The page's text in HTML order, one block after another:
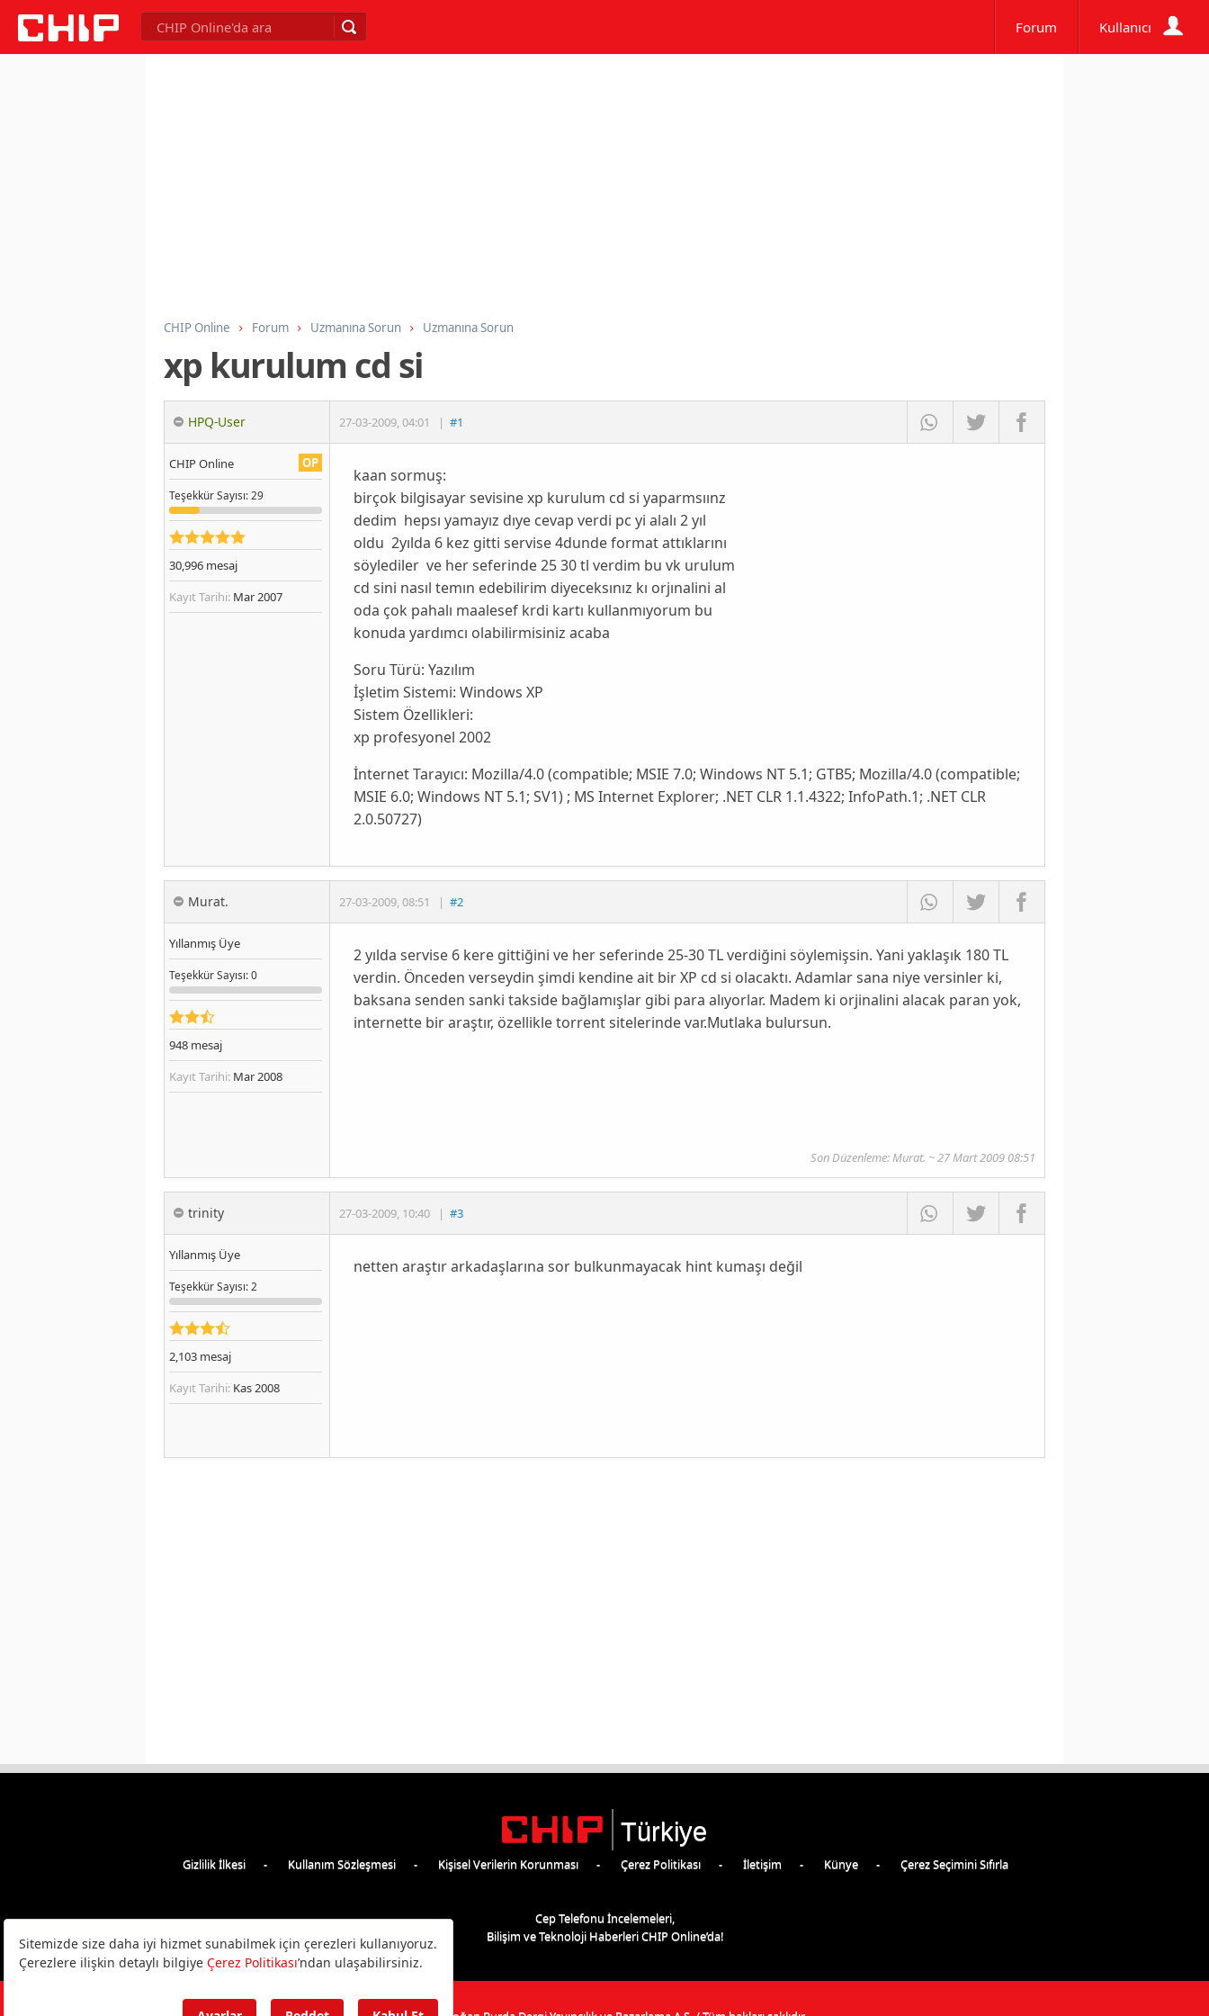
Forum Kullanıcı
CHIP Online Forum Uzmanına Sorun Uzmanına Sorun
xp kurulum cd si
HPQ-User 27-03-2009,04:01 | #1
OP
CHIP Online
TeşekkürSayısı: 29
30,996 mesaj
Kayıt Tarihi: Mar 2007
kaan sormuş:
birçok bilgisayar sevisine xp kurulum cd si yaparmsıınz
dedim hepsı yamayız dıye cevap verdi pc yi alalı 2 yıl
oldu 2yılda 6 kez gitti servise 4dunde format attıklarını
söylediler ve her seferinde 25 30 tl verdim bu vk urulum
cd sini nasıl temın edebilirim diyeceksınız kı orjınalini al
oda çok pahalı maalesef krdi kartı kullanmıyorum bu
konuda yardımcı olabilirmisiniz acaba
Soru Türü: Yazılım
İşletim Sistemi: Windows XP
Sistem Özellikleri:
xp profesyonel 2002
İnternet Tarayıcı: Mozilla/4.0 (compatible; MSIE 7.0; Windows NT 5.1; GTB5; Mozilla/4.0 (compatible;
MSIE 6.0; Windows NT 5.1; SV1) ; MS Internet Explorer; .NET CLR 1.1.4322; InfoPath.1; .NET CLR
2.0.50727)
Murat. 27-03-2009,08:51 | #2
Yıllanmış Üye
TeşekkürSayısı: 0
948 mesaj
Kayıt Tarihi: Mar 2008
2 yılda servise 6 kere gittiğini ve her seferinde 25-30 TL verdiğini söylemişsin. Yani yaklaşık 180 TL
verdin. Önceden verseydin şimdi kendine ait bir XP cd si olacaktı. Adamlar sana niye versinler ki,
baksana senden sanki takside bağlamışlar gibi para alıyorlar. Madem ki orjinalini alacak paran yok,
internette bir araştır, özellikle torrent sitelerinde var.Mutlaka bulursun.
Son Düzenleme: Murat. ~ 27 Mart 2009 08:51
trinity 27-03-2009, 10:40 | #3
Yıllanmış Üye
TeşekkürSayısı: 2
2,103 mesaj
Kayıt Tarihi: Kas 2008
netten araştır arkadaşlarına sor bulkunmayacak hint kumaşı değil
Türkiye
Gizlilik İlkesi Kullanım Sözleşmesi Kişisel Verilerin Korunması Çerez Politikası İletişim Künye Çerez Seçimini Sıfırla
Cep Telefonu İncelemeleri,
Bilişim ve Teknoloji Haberleri CHIP Online’da!